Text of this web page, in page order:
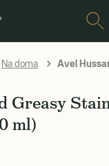
Na doma Avel
Greasy
ml)